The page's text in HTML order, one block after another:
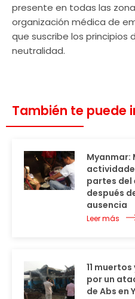
presente en todas las
organización médica de
que suscribe los principios
neutralidad.
También te puede
Myanmar:
partes del
después
ausencia
Leer más
11
por un
de Abs en